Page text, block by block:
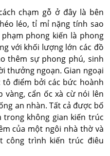
chạm gỗ ở đây là bên
léo, tỉ mỉ nặng tính sao
phong kiến là phong
với khối lượng lớn các đồ
thêm sự phong phú, sinh
thưởng ngoạn. Gian ngoại
điểm bởi các bức hoành
vàng, cẩn ốc xà cừ nói lên
an nhàn. Tất cả được bố
trong không gian kiến trúc
của một ngôi nhà thờ và
công trình kiến trúc điêu